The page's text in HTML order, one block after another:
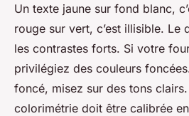
Un texte jaune sur fond blanc,
rouge sur vert, c’est illisible. Le
les contrastes forts. Si votre
privilégiez des couleurs
foncé, misez sur des tons
colorimétrie doit être calibrée